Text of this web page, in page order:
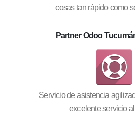
cosas tan rápido como
Partner Odoo
Servicio de asistencia
excelente servicio